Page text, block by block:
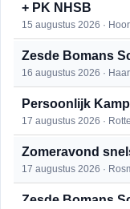
+ PK NHSB
15 augustus 2026 ·
Zesde Bomans
16 augustus 2026 ·
Persoonlijk
17 augustus 2026 ·
Zomeravond
17 augustus 2026 ·
Zesde Bomans